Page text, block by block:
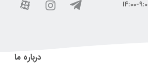
درباره ما